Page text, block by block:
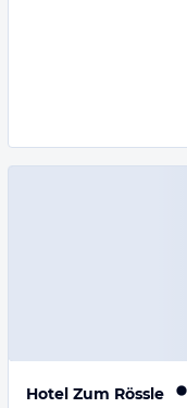
Hotel Zum Rössle